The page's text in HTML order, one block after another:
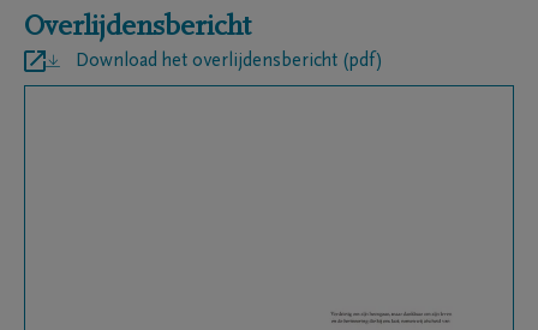
Overlijdensbericht
Download het overlijdensbericht (pdf)